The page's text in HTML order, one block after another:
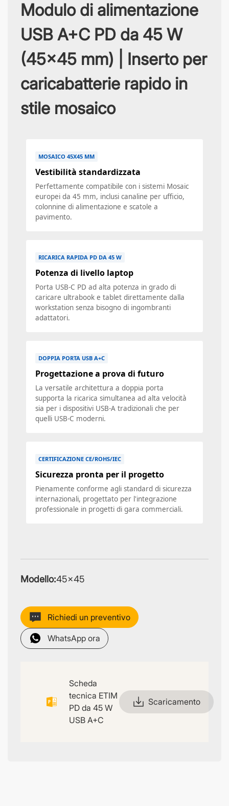
Modulo di alimentazione
USB A+C PD da 45 W
(45x45 mm) | Inserto per
caricabatterie rapido in
stile mosaico
MOSAICO 45X45 MM
Vestibilità standardizzata
Perfettamente compatibile con i sistemi Mosaic
europei da 45 mm, inclusi canaline per ufficio,
colonnine di alimentazione e scatole a
pavimento.
RICARICA RAPIDA PD DA 45 W
Potenza di livello laptop
Porta USB-C PD ad alta potenza in grado di
caricare ultrabook e tablet direttamente dalla
workstation senza bisogno di ingombranti
adattatori.
DOPPIA PORTA USB A+C
Progettazione a prova di futuro
La versatile architettura a doppia porta
supporta la ricarica simultanea ad alta velocità
sia per i dispositivi USB-A tradizionali che per
quelli USB-C moderni.
CERTIFICAZIONE CE/ROHS/IEC
Sicurezza pronta per il progetto
Pienamente conforme agli standard di sicurezza
internazionali, progettato per l'integrazione
professionale in progetti di gara commerciali.
Modello:45×45
Richiedi un preventivo
WhatsApp ora
Scheda
tecnica ETIM
PD da 45 W
USB A+C
Scaricamento